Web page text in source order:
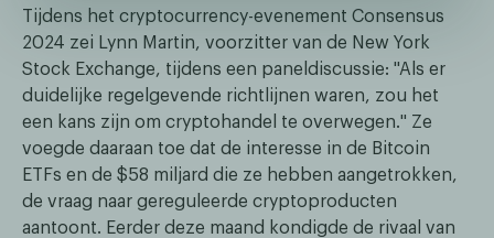
Tijdens het cryptocurrency-evenement Consensus
2024 zei Lynn Martin, voorzitter van de New York
Stock Exchange, tijdens een paneldiscussie: "Als er
duidelijke regelgevende richtlijnen waren, zou het
een kans zijn om cryptohandel te overwegen." Ze
voegde daaraan toe dat de interesse in de Bitcoin
ETFs en de $58 miljard die ze hebben aangetrokken,
de vraag naar gereguleerde cryptoproducten
aantoont. Eerder deze maand kondigde de rivaal van